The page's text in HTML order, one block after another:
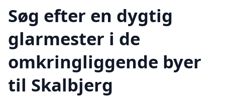
Søg efter en dygtig
glarmester i de
omkringliggende byer
til Skalbjerg